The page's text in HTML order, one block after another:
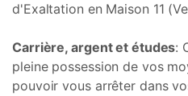
d'Exaltation en Maison 11
Carrière, argent et études:
pleine possession de vos
pouvoir vous arrêter dans